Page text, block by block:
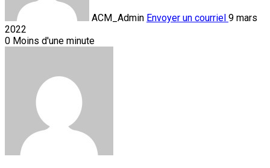
ACM_Admin Envoyer un courriel 9 mars
2022
0 Moins d'une minute